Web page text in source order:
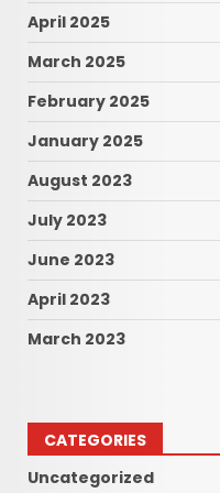
April 2025
March 2025
February 2025
January 2025
August 2023
July 2023
June 2023
April 2023
March 2023
CATEGORIES
Uncategorized